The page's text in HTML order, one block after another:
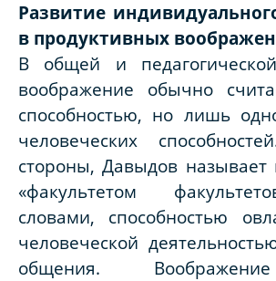
Развитие
в продуктивных
В общей и
воображение обычно
способностью, но лишь
человеческих
стороны, Давыдов называет
«факультетом
словами, способностью
человеческой
общения.